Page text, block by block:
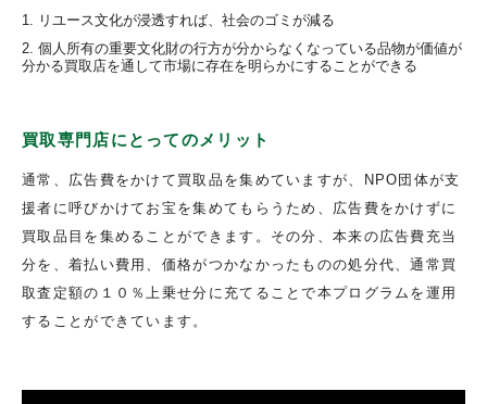
リユース文化が浸透すれば、社会のゴミが減る
個人所有の重要文化財の行方が分からなくなっている品物が価値が
分かる買取店を通して市場に存在を明らかにすることができる
買取専門店にとってのメリット
通常、広告費をかけて買取品を集めていますが、NPO団体が支
援者に呼びかけてお宝を集めてもらうため、広告費をかけずに
買取品目を集めることができます。その分、本来の広告費充当
分を、着払い費用、価格がつかなかったものの処分代、通常買
取査定額の１０％上乗せ分に充てることで本プログラムを運用
することができています。